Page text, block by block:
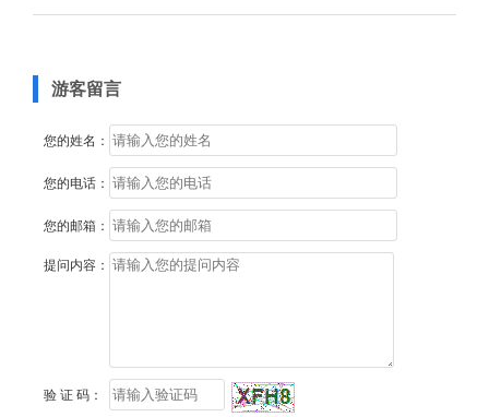
游客留言
您的姓名：
您的电话：
您的邮箱：
提问内容：
验 证 码：